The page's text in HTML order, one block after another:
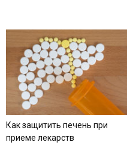
Как защитить печень при
приеме лекарств